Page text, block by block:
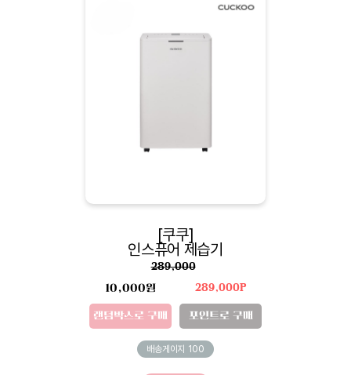
[쿠쿠]
인스퓨어 제습기
289,000
10,000원
랜덤박스로 구매
289,000P
포인트로 구매
배송게이지 100